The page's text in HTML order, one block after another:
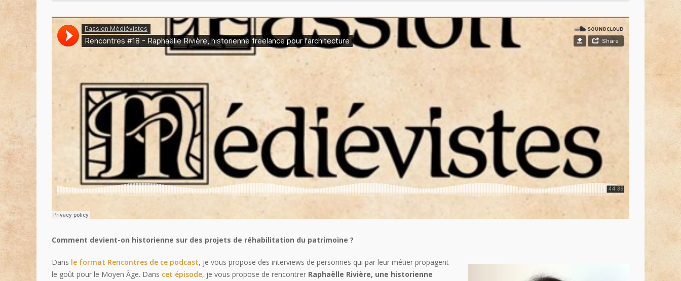
Comment devient-on historienne sur des projets de réhabilitation du patrimoine ?
Dans le format Rencontres de ce podcast, je vous propose des interviews de personnes qui par leur métier propagent
le goût pour le Moyen Âge. Dans cet épisode, je vous propose de rencontrer Raphaëlle Rivière, une historienne